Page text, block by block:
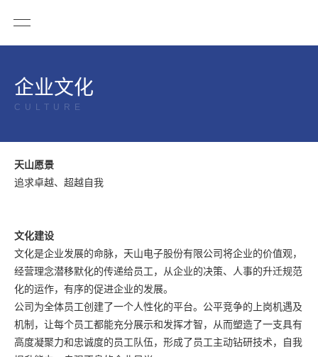
企业文化
CULTURE
天山愿景
追求卓越、超越自我
文化建设
文化是企业发展的命脉，天山电子股份有限公司将企业的价值观，
经营理念潜移默化的传递给员工，从企业的决策、人事的升迁规范
化的运作，有序的促进企业的发展。
公司为全体员工创建了一个人性化的平台。公平竞争的上岗机遇及
机制，让每个员工都能充分展示和发挥才智，从而塑造了一支具有
高度凝聚力和忠诚度的员工队伍，形成了员工主动钻研技术，自我